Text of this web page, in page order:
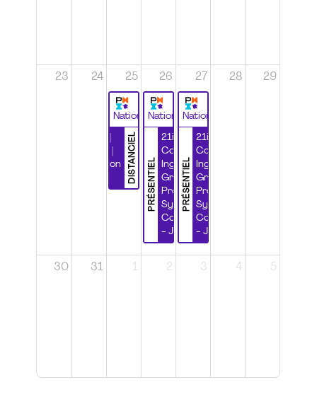
23 24 25
National
DISTANCIEL
Certification
26
National
PRÉSENTIEL
21ième
Congrès
Ingénierie
Grands
Projets et
Systèmes
Complexes
- Jour 1
27
National
PRÉSENTIEL
21ième
Congrès
Ingénierie
Grands
Projets et
Systèmes
Complexes
- Jour 2
28 29
30 31 1 2 3 4 5